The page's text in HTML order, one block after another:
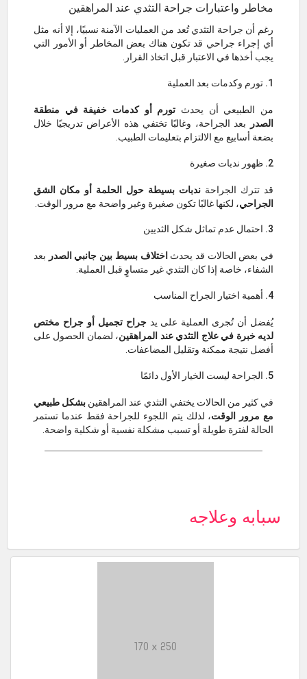
مخاطر واعتبارات جراحة التثدي عند المراهقين
رغم أن جراحة التثدي تُعد من العمليات الآمنة نسبيًا، إلا أنه مثل
أي إجراء جراحي قد تكون هناك بعض المخاطر أو الأمور التي
يجب أخذها في الاعتبار قبل اتخاذ القرار.
1. تورم وكدمات بعد العملية
من الطبيعي أن يحدث تورم أو كدمات خفيفة في منطقة
الصدر
بعد الجراحة، وغالبًا تختفي هذه الأعراض تدريجيًا خلال
بضعة أسابيع مع الالتزام بتعليمات الطبيب.
2. ظهور ندبات صغيرة
قد تترك الجراحة ندبات بسيطة حول الحلمة أو مكان الشق
الجراحي، لكنها غالبًا تكون صغيرة وغير واضحة مع مرور الوقت.
3. احتمال عدم تماثل شكل الثديين
في بعض الحالات قد يحدث اختلاف بسيط بين جانبي الصدر بعد
الشفاء، خاصة إذا كان التثدي غير متساوٍ قبل العملية.
4. أهمية اختيار الجراح المناسب
يُفضل أن تُجرى العملية على يدجراح تجميل أو جراح مختص
لديه خبرة في علاج التثدي عند المراهقين، لضمان الحصول على
أفضل نتيجة ممكنة وتقليل المضاعفات.
5. الجراحة ليست الخيار الأول دائمًا
في كثير من الحالات يختفي التثدي عند المراهقين بشكل طبيعي
مع مرور الوقت، لذلك يتم اللجوء للجراحة فقط عندما تستمر
الحالة لفترة طويلة أو تسبب مشكلة نفسية أو شكلية واضحة.
سبابه وعلاجه
170 x 250